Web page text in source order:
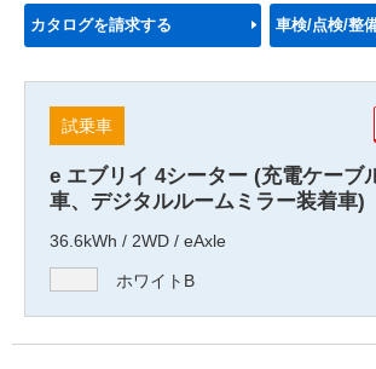
カタログを請求する 車検/点検/整
試乗車
e エブリイ 4シーター (充電ケーブ
車、デジタルルームミラー装着車)
36.6kWh / 2WD / eAxle
ホワイトB